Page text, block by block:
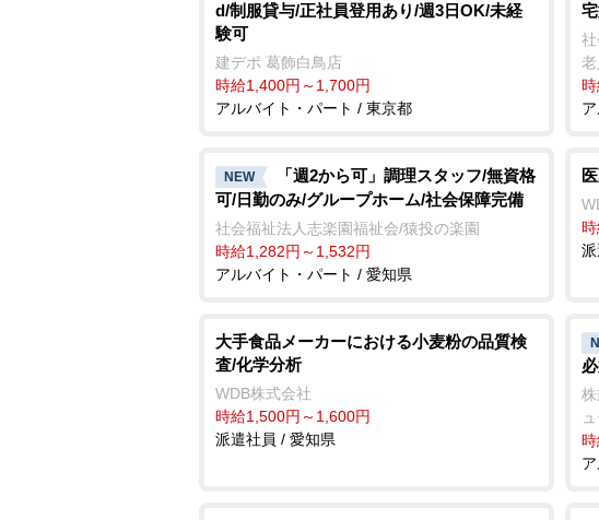
d/制服貸与/正社員登用あり/週3日OK/未経
験可
建デポ 葛飾白鳥店
時給1,400円～1,700円
アルバイト・パート / 東京都
NEW
「週2から可」調理スタッフ/無資格
可/日勤のみ/グループホーム/社会保障完備
社会福祉法人志楽園福祉会/猿投の楽園
時給1,282円～1,532円
アルバイト・パート / 愛知県
大手食品メーカーにおける小麦粉の品質検
査/化学分析
WDB株式会社
時給1,500円～1,600円
派遣社員 / 愛知県